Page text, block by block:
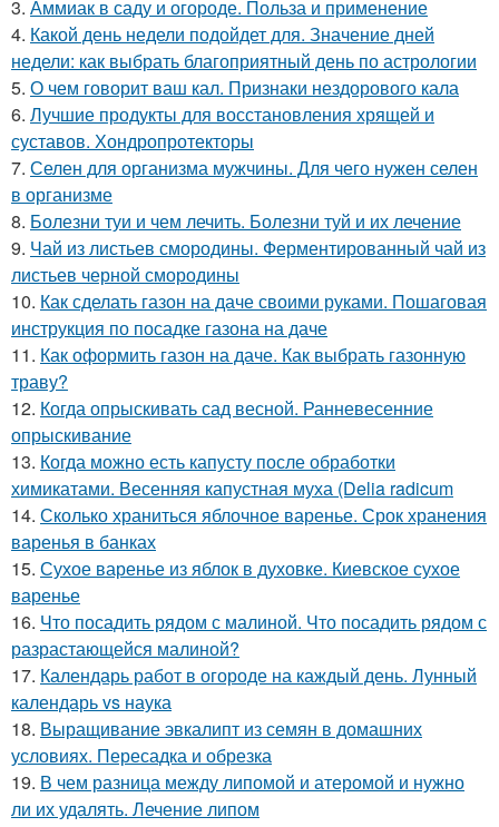
3. Аммиак в саду и огороде. Польза и применение
4. Какой день недели подойдет для. Значение дней
недели: как выбрать благоприятный день по астрологии
5. О чем говорит ваш кал. Признаки нездорового кала
6. Лучшие продукты для восстановления хрящей и
суставов. Хондропротекторы
7. Селен для организма мужчины. Для чего нужен селен
в организме
8. Болезни туи и чем лечить. Болезни туй и их лечение
9. Чай из листьев смородины. Ферментированный чай из
листьев черной смородины
10. Как сделать газон на даче своими руками. Пошаговая
инструкция по посадке газона на даче
11. Как оформить газон на даче. Как выбрать газонную
траву?
12. Когда опрыскивать сад весной. Ранневесенние
опрыскивание
13. Когда можно есть капусту после обработки
химикатами. Весенняя капустная муха (Delia radicum
14. Сколько храниться яблочное варенье. Срок хранения
варенья в банках
15. Сухое варенье из яблок в духовке. Киевское сухое
варенье
16. Что посадить рядом с малиной. Что посадить рядом с
разрастающейся малиной?
17. Календарь работ в огороде на каждый день. Лунный
календарь vs наука
18. Выращивание эвкалипт из семян в домашних
условиях. Пересадка и обрезка
19. В чем разница между липомой и атеромой и нужно
ли их удалять. Лечение липом